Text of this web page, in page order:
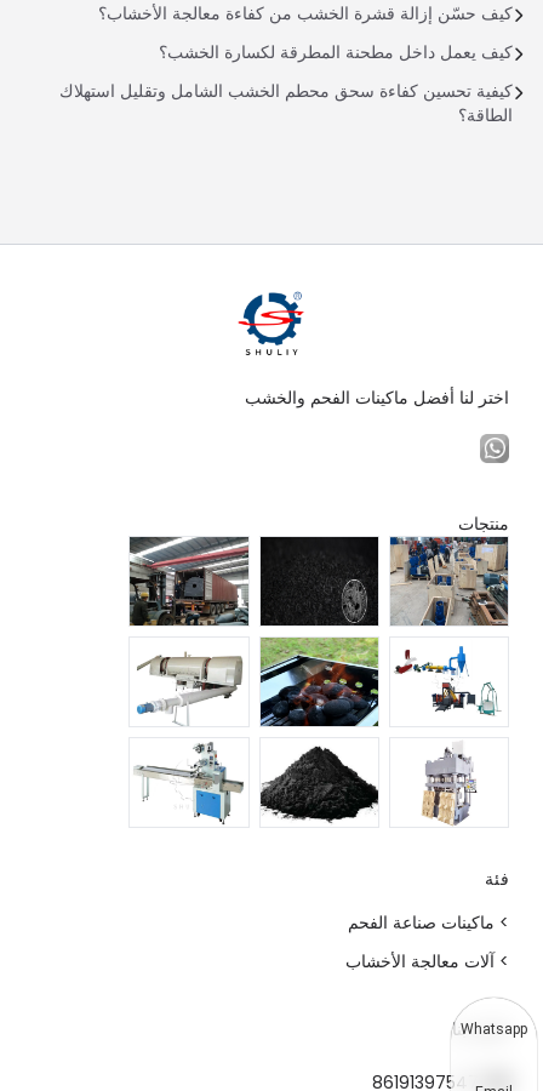
كيف حسّن إزالة قشرة الخشب من كفاءة معالجة الأخشاب؟
كيف يعمل داخل مطحنة المطرقة لكسارة الخشب؟
كيفية تحسين كفاءة سحق محطم الخشب الشامل وتقليل استهلاك
الطاقة؟
اختر لنا أفضل ماكينات الفحم والخشب
منتجات
فئة
> ماكينات صناعة الفحم
> آلات معالجة الأخشاب
اتصل بنا
8619139754781
Whatsapp